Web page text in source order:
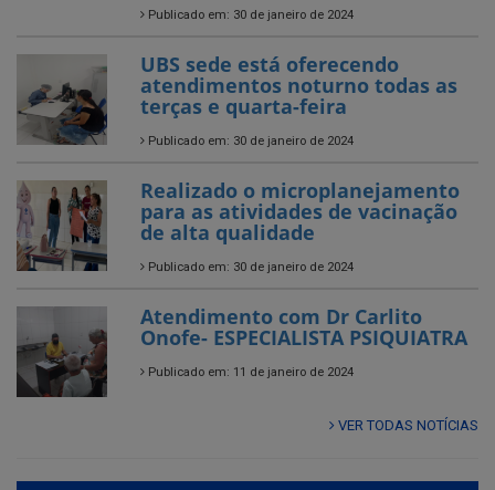
Publicado em: 30 de janeiro de 2024
UBS sede está oferecendo
atendimentos noturno todas as
terças e quarta-feira
Publicado em: 30 de janeiro de 2024
Realizado o microplanejamento
para as atividades de vacinação
de alta qualidade
Publicado em: 30 de janeiro de 2024
Atendimento com Dr Carlito
Onofe- ESPECIALISTA PSIQUIATRA
Publicado em: 11 de janeiro de 2024
VER TODAS NOTÍCIAS